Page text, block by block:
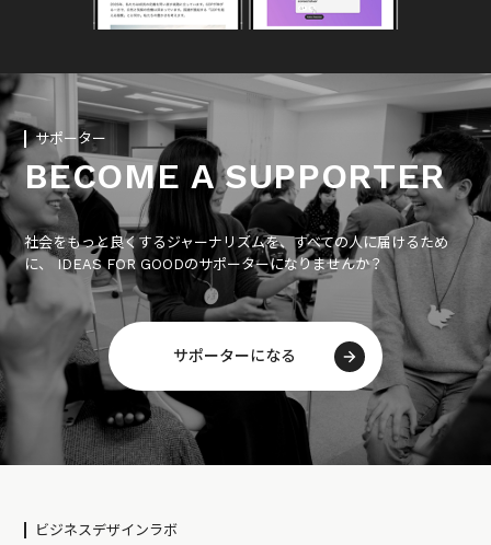
サポーター
BECOME A SUPPORTER
社会をもっと良くするジャーナリズムを、すべての人に届けるため
に、 IDEAS FOR GOODのサポーターになりませんか？
サポーターになる
ビジネスデザインラボ